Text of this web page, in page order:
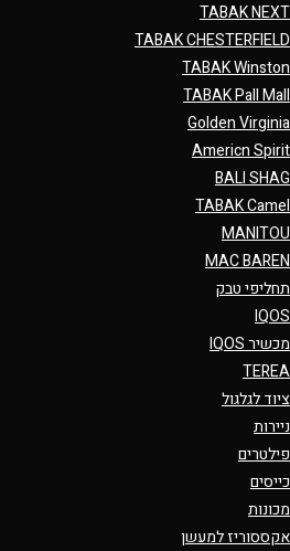
TABAK NEXT
TABAK CHESTERFIELD
TABAK Winston
TABAK Pall Mall
Golden Virginia
Americn Spirit
BALI SHAG
TABAK Camel
MANITOU
MAC BAREN
תחליפי טבק
IQOS
מכשיר IQOS
TEREA
ציוד לגלגול
ניירות
פילטרים
כייסים
מכונות
אקססוריז למעשן